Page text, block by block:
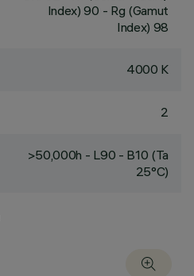
Index) 90 - Rg (Gamut
Index) 98
4000 K
2
>50,000h - L90 - B10 (Ta
25°C)